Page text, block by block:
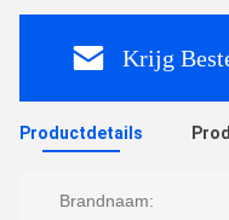
Krijg
Productdetails
Brandnaam: